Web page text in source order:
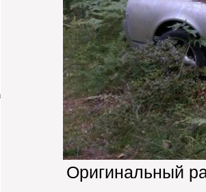
Оригинальный